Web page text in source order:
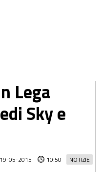
Lega
Sky e
NOTIZIE
19-05-2015 10:50